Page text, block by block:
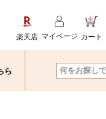
楽天店 マイページ カート
ら